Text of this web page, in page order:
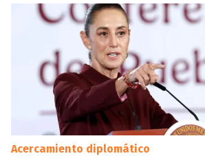
Acercamiento diplomático